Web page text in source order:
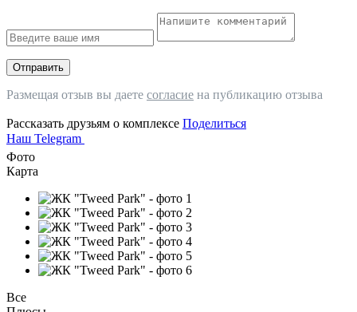
Отправить
Размещая отзыв вы даете согласие на публикацию отзыва
Рассказать друзьям о комплексе Поделиться
Наш Telegram
Фото
Карта
Все